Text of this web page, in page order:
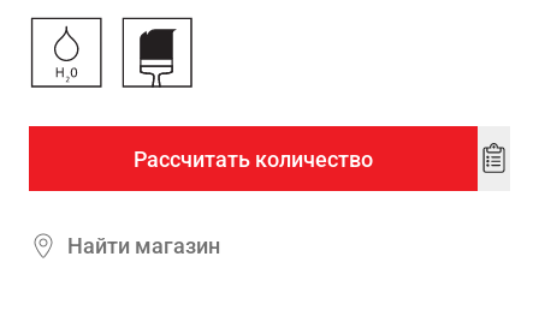
Рассчитать количество
Add
Найти магазин